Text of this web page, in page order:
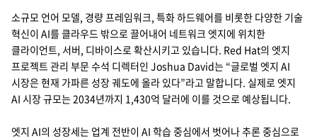
회사소개
투자정보
지속가능경영
지원
고객 지원
파트너 지원
소규모 언어 모델, 경량 프레임워크, 특화 하드웨어를 비롯한 다양한 기술
혁신이 AI를 클라우드 밖으로 끌어내어 네트워크 엣지에 위치한
클라이언트, 서버, 디바이스로 확산시키고 있습니다. Red Hat의 엣지
프로젝트 관리 부문 수석 디렉터인 Joshua David는 “글로벌 엣지 AI
시장은 현재 가파른 성장 궤도에 올라 있다”라고 말합니다. 실제로 엣지
AI 시장 규모는 2034년까지 1,430억 달러에 이를 것으로 예상됩니다.
엣지 AI의 성장세는 업계 전반이 AI 학습 중심에서 벗어나 추론 중심으로